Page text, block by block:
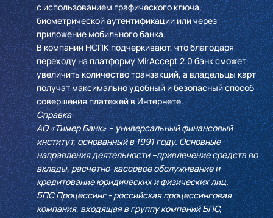
c использованием графического ключа,
биометрической аутентификации или через
приложение мобильного банка.
В компании НСПК подчеркивают, что благодаря
переходу на платформу MirAccept 2.0 банк сможет
увеличить количество транзакций, а владельцы карт
получат максимально удобный и безопасный способ
совершения платежей в Интернете.
Справка
АО «Тимер Банк» – универсальный финансовый
институт, основанный в 1991 году. Основные
направления деятельности –привлечение средств во
вклады, расчетно-кассовое обслуживание и
кредитование юридических и физических лиц.
БПС Процессинг - российская процесcинговая
компания, входящая в группу компаний БПС,